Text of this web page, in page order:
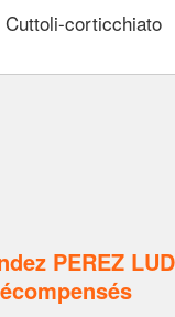
Cuttoli-corticchiato
PEREZ